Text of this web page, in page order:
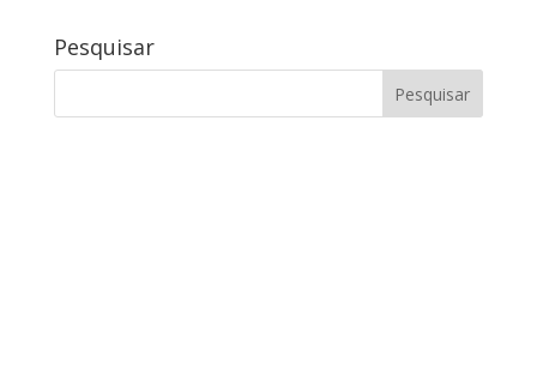
Pesquisar